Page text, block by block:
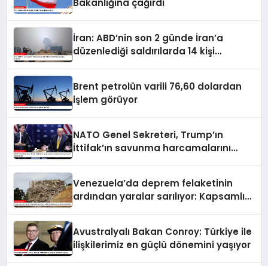
Bakanlığına çağırdı
İran: ABD’nin son 2 günde İran’a
düzenlediği saldırılarda 14 kişi
Brent petrolün varili 76,60 dolardan
işlem görüyor
NATO Genel Sekreteri, Trump’ın
İttifak’ın savunma harcamalarını
Venezuela’da deprem felaketinin
ardından yaralar sarılıyor: Kapsamlı
Avustralyalı Bakan Conroy: Türkiye ile
ilişkilerimiz en güçlü dönemini yaşıyor